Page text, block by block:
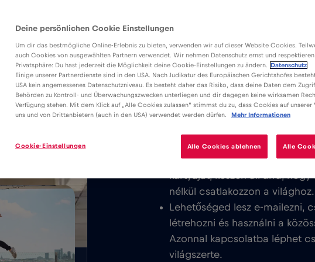
2€/GB
Előnyök Leírás
Töltse le a könnyen telepíthető Red
élvezze a korlátlan mobilinternetet
Soha nem számítunk fel
kártyáját, készen áll arra,
nélkül csatlakozzon a világhoz.
Lehetőséged lesz e-mailezni,
létrehozni és használni a
Azonnal kapcsolatba léphet
világszerte.
Deine persönlichen Cookie Einstellungen
Um dir das bestmögliche Online-Erlebnis zu bieten, verwenden wir auf dieser Website Cookies.
auch Cookies von ausgewählten Partnern verwendet. Wir nehmen Datenschutz ernst und
Privatsphäre: Du hast jederzeit die Möglichkeit deine Cookie-Einstellungen zu ändern.
Datenschutz
Einige unserer Partnerdienste sind in den USA. Nach Judikatur des Europäischen Gerichtshofes
USA kein angemessenes Datenschutzniveau. Es besteht daher das Risiko, dass deine Daten dem
Behörden zu Kontroll- und Überwachungszwecken unterliegen und dir dagegen keine wirksamen
Verfügung stehen. Mit dem Klick auf „Alle Cookies zulassen“ stimmst du zu, dass Cookies auf unserer
uns und von Drittanbietern (auch in den USA) verwendet werden dürfen.
Mehr Informationen
Alle Cookies ablehnen Alle
Cookie-Einstellungen